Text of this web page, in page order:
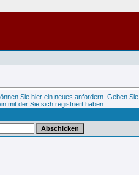
Sie hier ein neues anfordern. Geben Sie
mit der Sie sich registriert haben.